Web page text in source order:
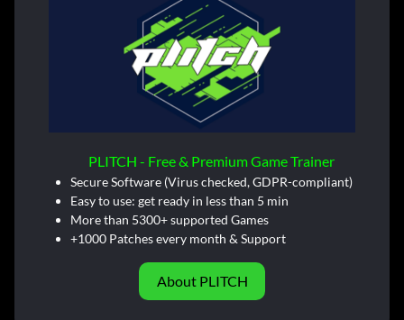
PLITCH - Free & Premium Game Trainer
Secure Software (Virus checked, GDPR-compliant)
Easy to use: get ready in less than 5 min
More than 5300+ supported Games
+1000 Patches every month & Support
About PLITCH